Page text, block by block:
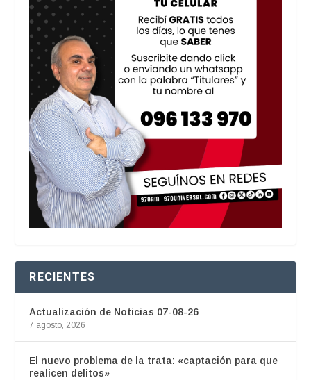
RECIENTES
Actualización de Noticias 07-08-26
7 agosto, 2026
El nuevo problema de la trata: «captación para que
realicen delitos»